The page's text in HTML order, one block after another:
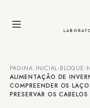
PAGINA INICIAL›BLOGUE›
ALIMENTAÇÃO DE
COMPREENDER OS
PRESERVAR OS CABELOS